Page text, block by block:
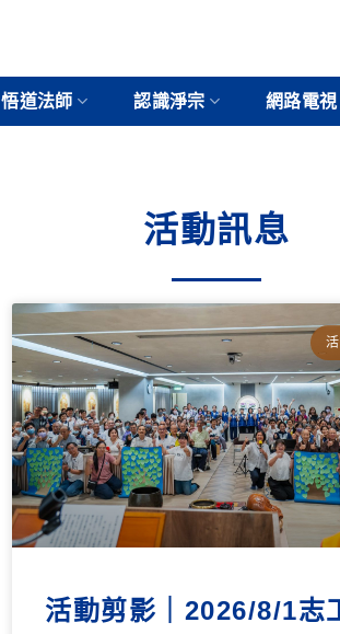
悟道法師 認識淨宗 網路電視
活動訊息
活動剪影｜2026/8/1志